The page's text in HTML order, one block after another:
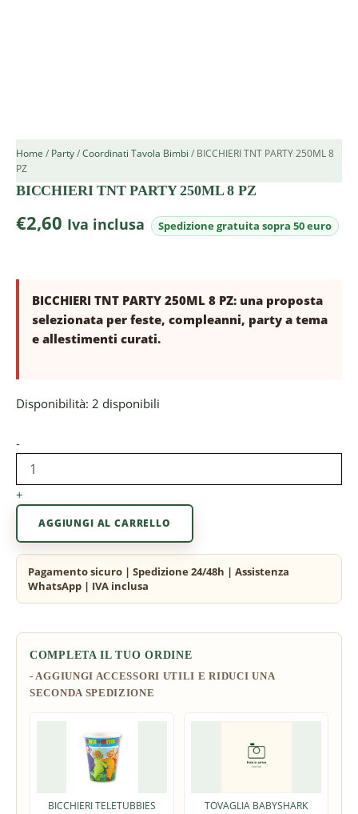
Home / Party/Coordinati Tavola Bimbi / BICCHIERI TNT PARTY 250ML 8
PZ
BICCHIERI TNT PARTY 250ML 8 PZ
€2,60 Iva inclusa
BICCHIERI TNT PARTY 250ML 8 PZ: una proposta
selezionata per feste, compleanni, party a tema
e allestimenti curati.
Disponibilità: 2 disponibili
-
+
AGGIUNGI AL CARRELLO
COMPLETA IL TUO ORDINE
BICCHIERI TELETUBBIES TOVAGLIA BABYSHARK